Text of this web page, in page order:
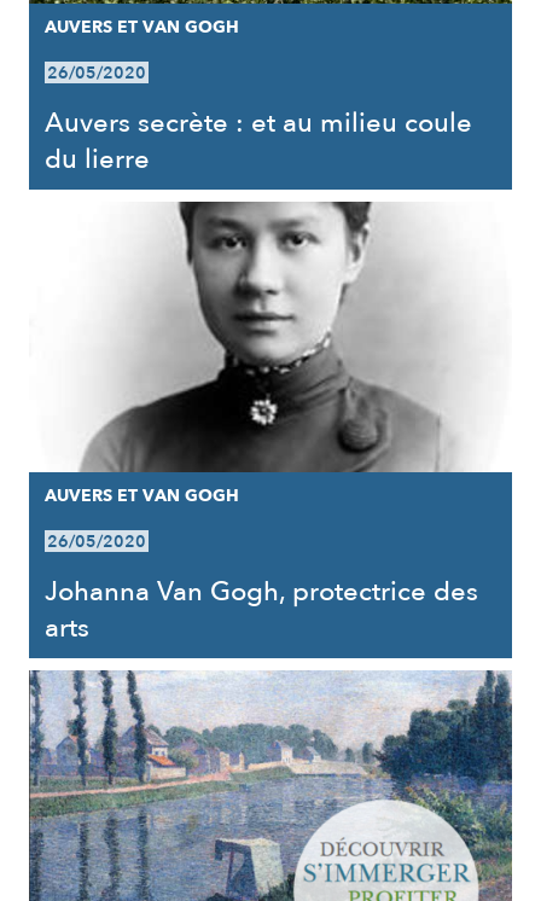
AUVERS ET VAN GOGH
26/05/2020
Auvers secrète : et au milieu coule
du lierre
AUVERS ET VAN GOGH
26/05/2020
Johanna Van Gogh, protectrice des
arts